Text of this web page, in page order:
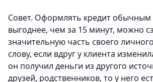
Совет. Оформлять кредит обычным
выгоднее, чем за 15 минут, можно
значительную часть своего
слову, если вдруг у клиента
он получил деньги из другого
друзей, родственников, то у него